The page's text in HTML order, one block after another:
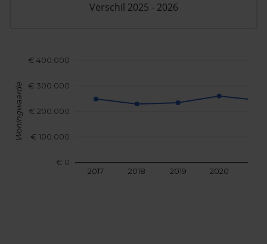
2017 2018 2019 2020
€ 0
€ 100.000
€ 200.000
€ 300.000
€ 400.000
Woningwaarde
Verschil 2025 - 2026